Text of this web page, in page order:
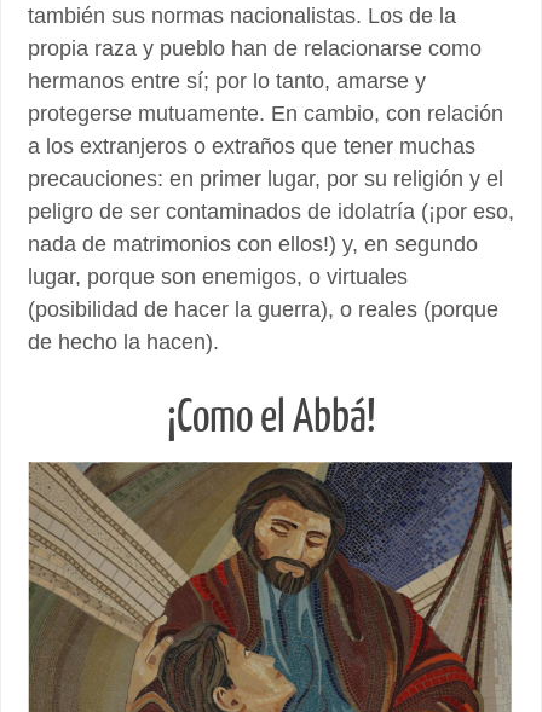
también sus normas nacionalistas. Los de la
propia raza y pueblo han de relacionarse como
hermanos entre sí; por lo tanto, amarse y
protegerse mutuamente. En cambio, con relación
a los extranjeros o extraños que tener muchas
precauciones: en primer lugar, por su religión y el
peligro de ser contaminados de idolatría (¡por eso,
nada de matrimonios con ellos!) y, en segundo
lugar, porque son enemigos, o virtuales
(posibilidad de hacer la guerra), o reales (porque
de hecho la hacen).
¡Como el Abbá!